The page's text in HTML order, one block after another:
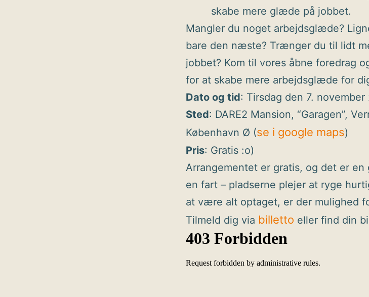
skabe mere glæde på jobbet.
Mangler du noget arbejdsglæde?
bare den næste? Trænger du til lidt
jobbet? Kom til vores åbne foredrag
for at skabe mere arbejdsglæde for
Dato og tid: Tirsdag den 7.
Sted: DARE2 Mansion, “Garagen”,
København Ø (se i google maps)
Pris: Gratis :o)
Arrangementet er gratis, og det er
en fart – pladserne plejer at ryge
at være alt optaget, er der mulighed
Tilmeld dig via billetto eller find din